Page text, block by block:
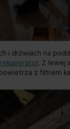
i drzwiach na
rekuperator. Z lewej
z filtrem